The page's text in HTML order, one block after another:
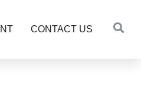
CONTACT US